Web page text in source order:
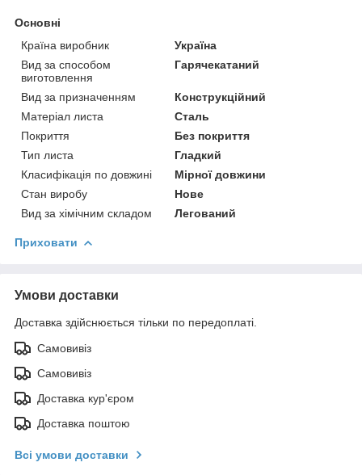
Основні
Країна виробник
Україна
Вид за способом
виготовлення
Гарячекатаний
Вид за призначенням
Конструкційний
Матеріал листа
Сталь
Покриття
Без покриття
Тип листа
Гладкий
Класифікація по довжині
Мірної довжини
Стан виробу
Нове
Вид за хімічним складом
Легований
Приховати
Умови доставки
Доставка здійснюється тільки по передоплаті.
Самовивіз
Самовивіз
Доставка кур'єром
Доставка поштою
Всі умови доставки